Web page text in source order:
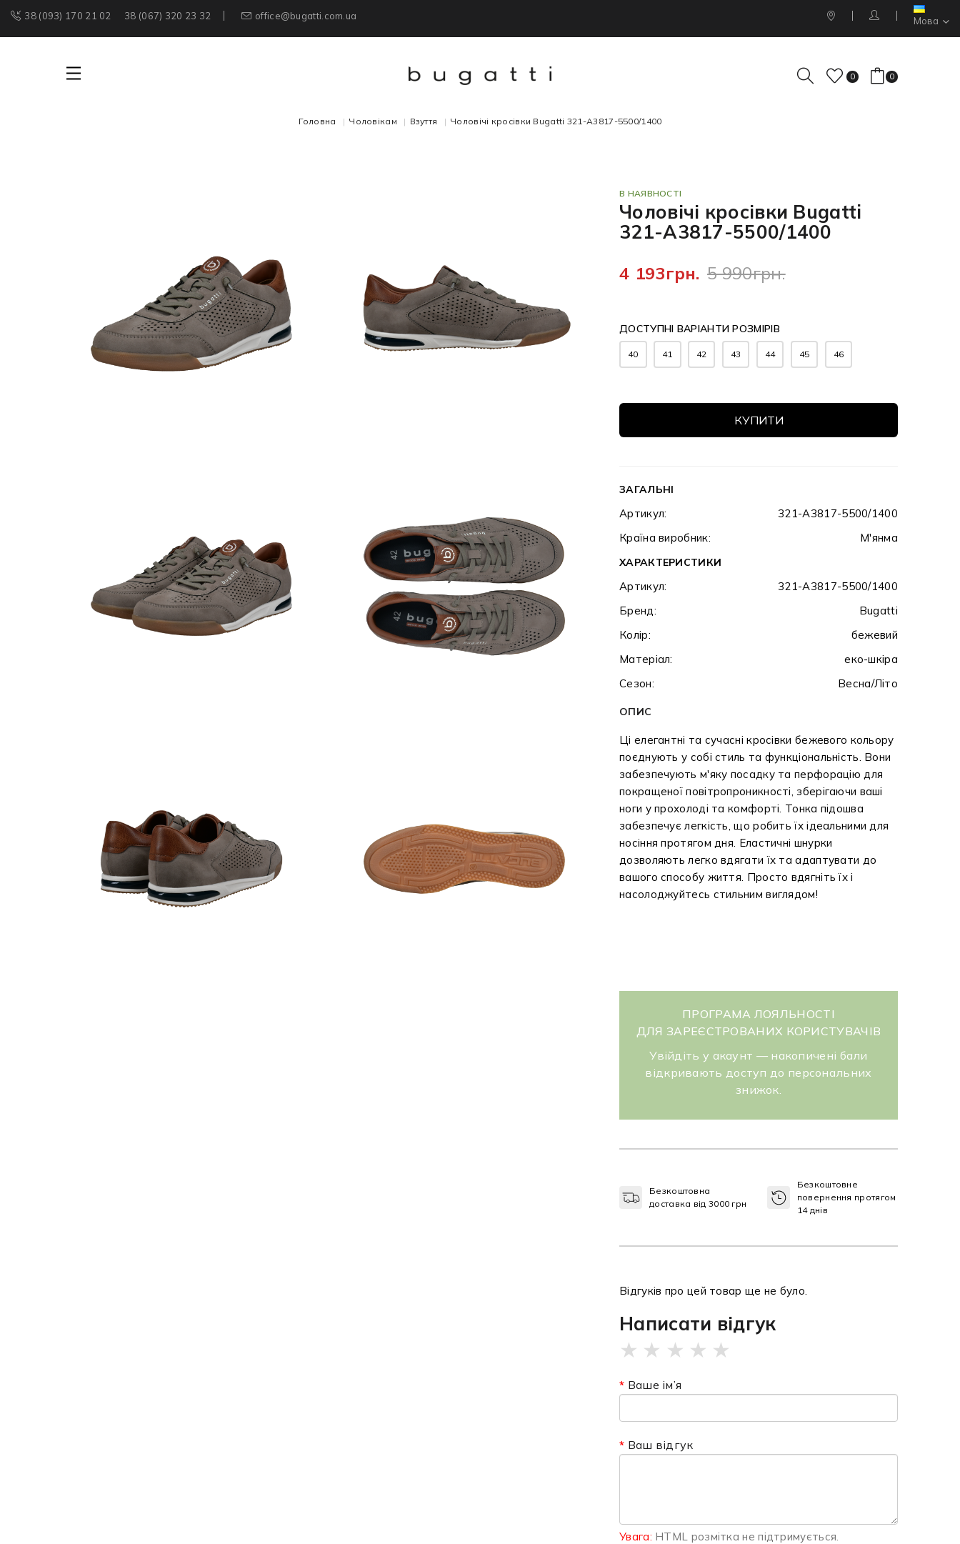
38 (093) 170 21 02 38 (067) 320 23 32 office@bugatti.com.ua Мова
0 0
Головна Чоловікам Взуття Чоловічі кросівки Bugatti 321-A3817-5500/1400
В НАЯВНОСТІ
Чоловічі кросівки Bugatti
321-A3817-5500/1400
4 193грн. 5 990грн.
ДОСТУПНІ ВАРІАНТИ РОЗМІРІВ
40 41 42 43 44 45 46
КУПИТИ
ЗАГАЛЬНІ
Артикул:
321-A3817-5500/1400
Країна виробник:
М'янма
ХАРАКТЕРИСТИКИ
Артикул:
321-A3817-5500/1400
Бренд:
Bugatti
Колір:
бежевий
Матеріал:
еко-шкіра
Сезон:
Весна/Літо
ОПИС
Ці елегантні та сучасні кросівки бежевого кольору
поєднують у собі стиль та функціональність. Вони
забезпечують м'яку посадку та перфорацію для
покращеної повітропроникності, зберігаючи ваші
ноги у прохолоді та комфорті. Тонка підошва
забезпечує легкість, що робить їх ідеальними для
носіння протягом дня. Еластичні шнурки
дозволяють легко вдягати їх та адаптувати до
вашого способу життя. Просто вдягніть їх і
насолоджуйтесь стильним виглядом!
ПРОГРАМА ЛОЯЛЬНОСТІ
ДЛЯ ЗАРЕЄСТРОВАНИХ КОРИСТУВАЧІВ
Увійдіть у акаунт — накопичені бали
відкривають доступ до персональних
знижок.
Безкоштовна
доставка від 3000 грн
Безкоштовне
повернення протягом
14 днів
Відгуків про цей товар ще не було.
Написати відгук
★ ★ ★ ★ ★
Ваше ім’я
Ваш відгук
Увага: HTML розмітка не підтримується.